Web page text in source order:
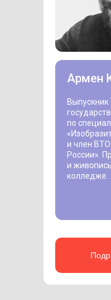
Выпускник
по
и член
России».
и
колледже.
Армен